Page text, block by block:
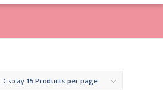
Display 15 Products per page